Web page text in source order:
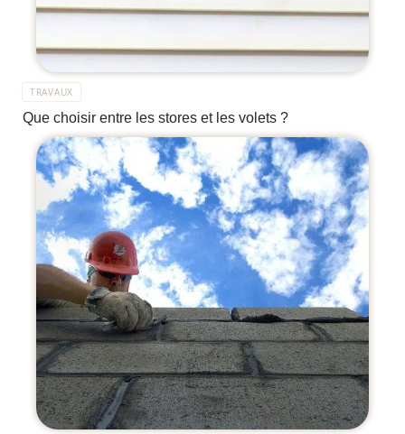
TRAVAUX
Que choisir entre les stores et les volets ?